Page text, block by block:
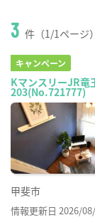
3 件（1/1ページ）
キャンペーン
KマンスリーJR竜
203(No.721777)
甲斐市
情報更新日 2026/